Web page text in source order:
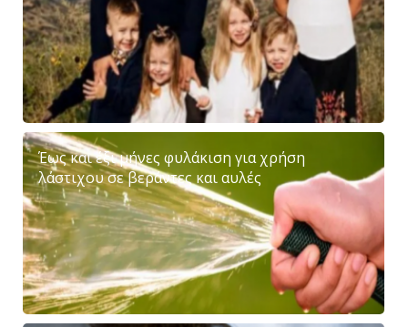
Έως και έξι μήνες φυλάκιση για χρήση
λάστιχου σε βεράντες και αυλές